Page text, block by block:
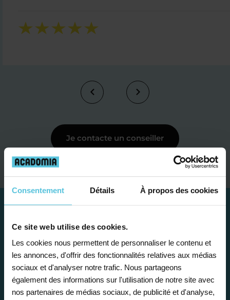
Consentement Détails À propos des cookies
Ce site web utilise des cookies.
Les cookies nous permettent de personnaliser le contenu et
les annonces, d'offrir des fonctionnalités relatives aux médias
sociaux et d'analyser notre trafic. Nous partageons
également des informations sur l'utilisation de notre site avec
nos partenaires de médias sociaux, de publicité et d'analyse,
Je contacte un conseiller